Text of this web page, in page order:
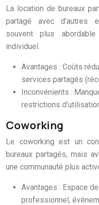
La location de bureaux
partagé avec d’autres
souvent plus
individuel.
Avantages : Coûts
services partagés
Inconvénients :
restrictions
Coworking
Le coworking est un
bureaux partagés, mais
une communauté plus
Avantages : Espace
professionnel,